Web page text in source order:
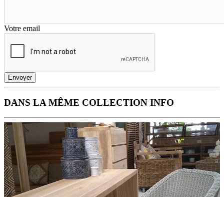
Votre email
Envoyer
DANS LA MÊME COLLECTION INFO